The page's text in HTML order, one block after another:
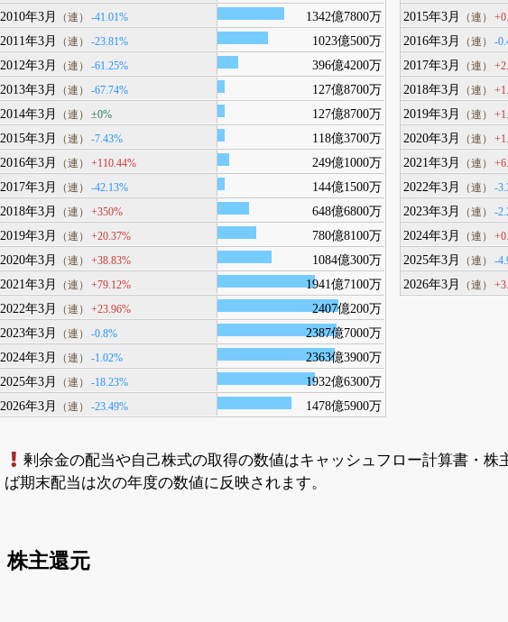
2010年3月
（連） -41.01%
1342億7800万
2011年3月
（連） -23.81%
1023億500万
2012年3月
（連） -61.25%
396億4200万
2013年3月
（連） -67.74%
127億8700万
2014年3月
（連） ±0%
127億8700万
2015年3月
（連） -7.43%
118億3700万
2016年3月
（連） +110.44%
249億1000万
2017年3月
（連） -42.13%
144億1500万
2018年3月
（連） +350%
648億6800万
2019年3月
（連） +20.37%
780億8100万
2020年3月
（連） +38.83%
1084億300万
2021年3月
（連） +79.12%
1941億7100万
2022年3月
（連） +23.96%
2407億200万
2023年3月
（連） -0.8%
2387億7000万
2024年3月
（連） -1.02%
2363億3900万
2025年3月
（連） -18.23%
1932億6300万
2026年3月
（連） -23.49% 1478億5900万
2015年3月
（連）
2016年3月
（連） -
2017年3月
（連）
2018年3月
（連）
2019年3月
（連）
2020年3月
（連）
2021年3月
（連）
2022年3月
（連） -
2023年3月
（連） -
2024年3月
（連）
2025年3月
（連） -
2026年3月
（連）
剰余金の配当や自己株式の取得の数値はキャッシュフロー計算書・
ば期末配当は次の年度の数値に反映されます。
株主還元